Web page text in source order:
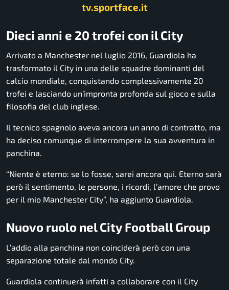
tv.sportface.it
Dieci anni e 20 trofei con il City
Arrivato a Manchester nel luglio 2016, Guardiola ha
trasformato il City in una delle squadre dominanti del
calcio mondiale, conquistando complessivamente 20
trofei e lasciando un’impronta profonda sul gioco e sulla
filosofia del club inglese.
Il tecnico spagnolo aveva ancora un anno di contratto, ma
ha deciso comunque di interrompere la sua avventura in
panchina.
“Niente è eterno: se lo fosse, sarei ancora qui. Eterno sarà
però il sentimento, le persone, i ricordi, l’amore che provo
per il mio Manchester City”, ha aggiunto Guardiola.
Nuovo ruolo nel City Football Group
L’addio alla panchina non coinciderà però con una
separazione totale dal mondo City.
Guardiola continuerà infatti a collaborare con il City